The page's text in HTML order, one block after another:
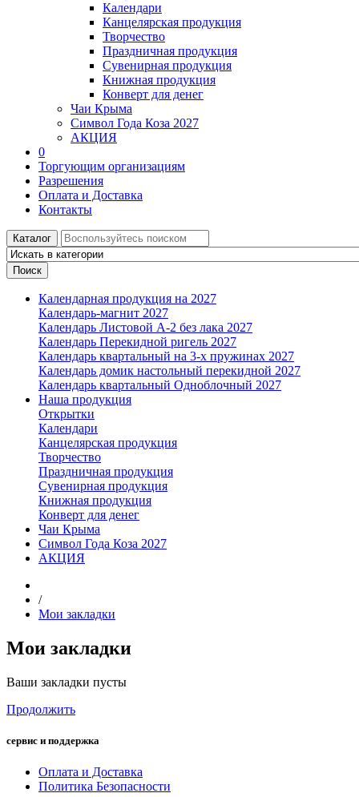
Календари
Канцелярская продукция
Творчество
Праздничная продукция
Сувенирная продукция
Книжная продукция
Конверт для денег
Чаи Крыма
Символ Года Коза 2027
АКЦИЯ
0
Торгующим организациям
Разрешения
Оплата и Доставка
Контакты
Каталог
Поиск
Календарная продукция на 2027
Календарь-магнит 2027
Календарь Листовой А-2 без лака 2027
Календарь Перекидной ригель 2027
Календарь квартальный на 3-х пружинах 2027
Календарь домик настольный перекидной 2027
Календарь квартальный Одноблочный 2027
Наша продукция
Открытки
Календари
Канцелярская продукция
Творчество
Праздничная продукция
Сувенирная продукция
Книжная продукция
Конверт для денег
Чаи Крыма
Символ Года Коза 2027
АКЦИЯ
/
Мои закладки
Мои закладки
Ваши закладки пусты
Продолжить
сервис и поддержка
Оплата и Доставка
Политика Безопасности